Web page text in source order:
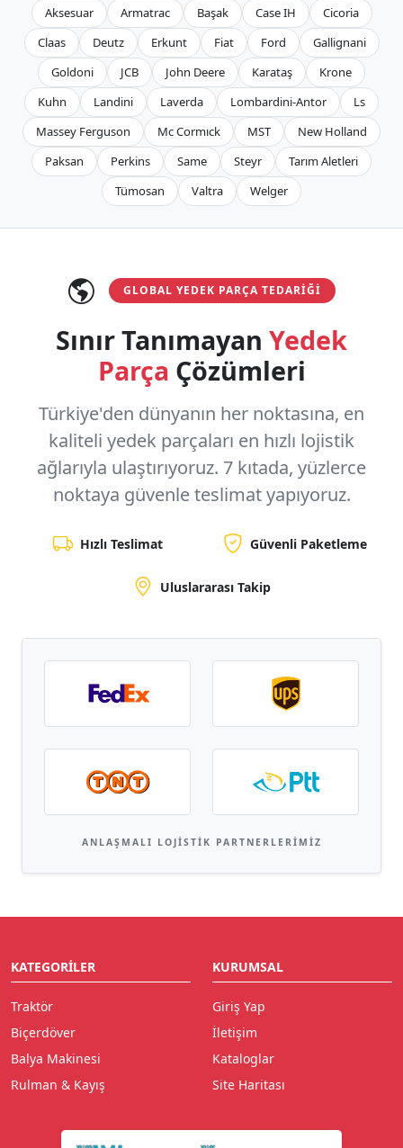
Aksesuar Armatrac Başak Case IH
Cicoria
Claas
Deutz Erkunt Fiat Ford
Gallignani
Goldoni
JCB John Deere Karataş
Krone
Kuhn
Landini Laverda Lombardini-Antor
Ls
Massey Ferguson
Mc Cormıck MST
New Holland
Paksan
Perkins Same Steyr
Tarım Aletleri
Tümosan
Valtra Welger
GLOBAL YEDEK PARÇA TEDARIĞI
Sınır Tanımayan Yedek
Parça Çözümleri
Türkiye'den dünyanın her noktasına, en
kaliteli yedek parçaları en hızlı lojistik
ağlarıyla ulaştırıyoruz. 7 kıtada, yüzlerce
noktaya güvenle teslimat yapıyoruz.
Hızlı Teslimat Güvenli Paketleme
Uluslararası Takip
ANLAŞMALI LOJISTIK PARTNERLERIMIZ
KATEGORILER
Traktör
Biçerdöver
Balya Makinesi
Rulman & Kayış
KURUMSAL
Giriş Yap
İletişim
Kataloglar
Site Haritası